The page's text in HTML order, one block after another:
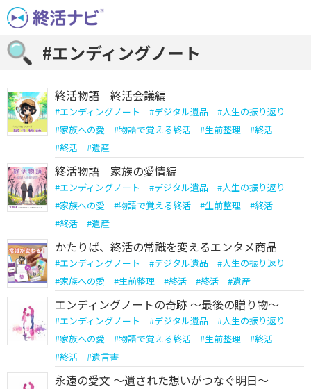
Skip
to
content
#エンディングノート
終活物語 終活会議編
#エンディングノート #デジタル遺品 #人生の振り返り
#家族への愛 #物語で覚える終活 #生前整理 #終活
#終活 #遺産
終活物語 家族の愛情編
#エンディングノート #デジタル遺品 #人生の振り返り
#家族への愛 #物語で覚える終活 #生前整理 #終活
#終活 #遺産
かたりば、終活の常識を変えるエンタメ商品
#エンディングノート #デジタル遺品 #人生の振り返り
#家族への愛 #生前整理 #終活 #終活 #遺産
エンディングノートの奇跡 ～最後の贈り物～
#エンディングノート #デジタル遺品 #人生の振り返り
#家族への愛 #物語で覚える終活 #生前整理 #終活
#終活 #遺言書
永遠の愛文 ～遺された想いがつなぐ明日～